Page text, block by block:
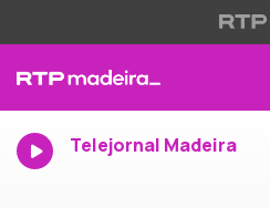
Telejornal Madeira